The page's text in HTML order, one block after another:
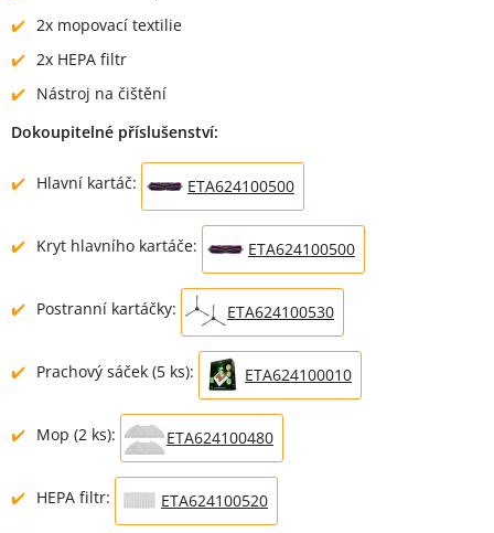
2x mopovací textilie
2x HEPA filtr
Nástroj na čištění
Dokoupitelné příslušenství:
Hlavní kartáč: ETA624100500
Kryt hlavního kartáče: ETA624100500
Postranní kartáčky: ETA624100530
Prachový sáček (5 ks): ETA624100010
Mop (2 ks): ETA624100480
HEPA filtr: ETA624100520